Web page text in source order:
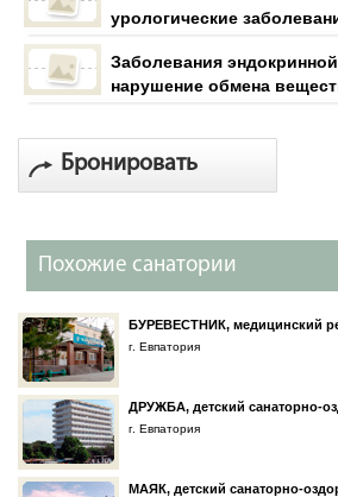
урологические
Заболевания
нарушение обмена
Бронировать
Похожие санатории
БУРЕВЕСТНИК, медицинский
г. Евпатория
ДРУЖБА, детский санаторно-
г. Евпатория
МАЯК, детский санаторно-